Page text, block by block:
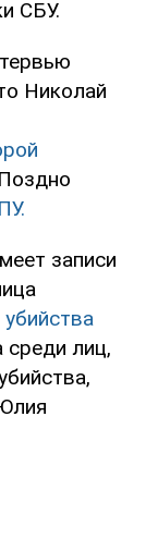
СБУ.
Николай
Поздно
записи
среди лиц,